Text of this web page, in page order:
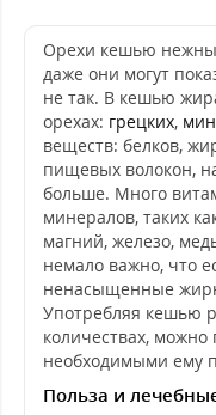
Орехи кешью
даже они могут
не так. В кешью
орехах: грецких,
веществ: белков,
пищевых волокон,
больше. Много
минералов, таких
магний, железо,
немало важно, что
ненасыщенные
Употребляя кешью
количествах,
необходимыми ему
Польза и